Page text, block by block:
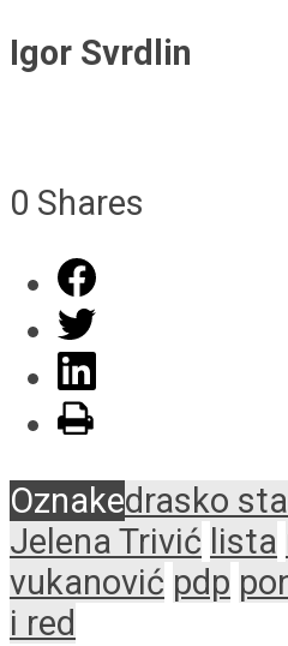
Igor Svrdlin
0 Shares
Oznakedrasko
Jelena Trivić lista
vukanović pdp
i red